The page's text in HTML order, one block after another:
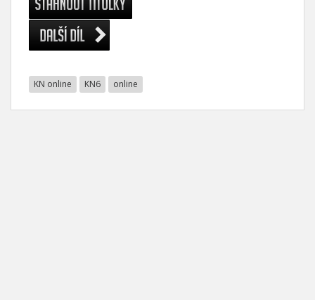
KN online KN6 online